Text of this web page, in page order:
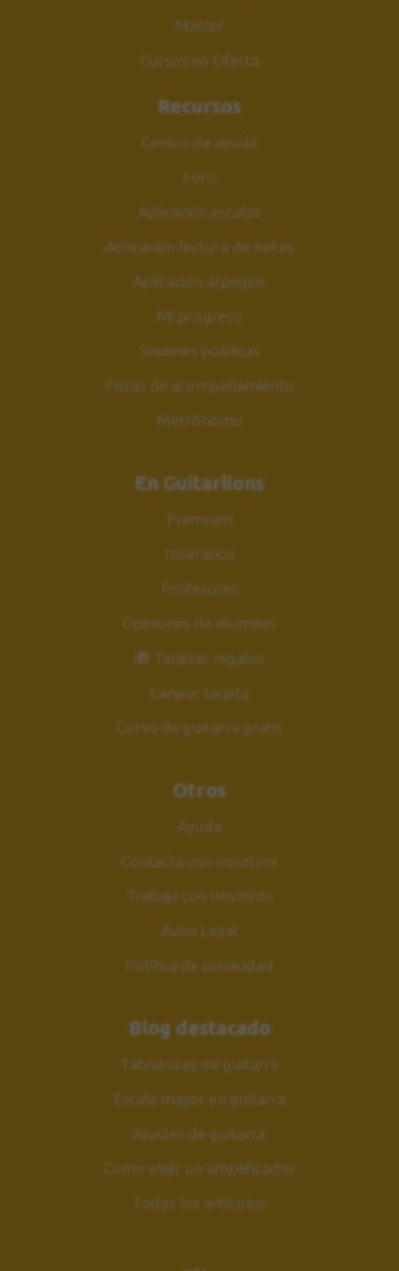
Máster
Cursos en Oferta
Recursos
Centro de ayuda
Foro
Aplicación escalas
Aplicación lectura de notas
Aplicación arpegios
Mi progreso
Sesiones públicas
Pistas de acompañamiento
Metrónomo
En Guitarlions
Premium
Itinerarios
Profesores
Opiniones de alumnos
🎁 Tarjetas regalos
Canjear tarjeta
Curso de guitarra gratis
Otros
Ayuda
Contacta con nosotros
Trabaja con nosotros
Aviso Legal
Política de privacidad
Blog destacado
Tablaturas de guitarra
Escala mayor en guitarra
Ajustes de guitarra
Como elejir un amplificador
Todos los artículos